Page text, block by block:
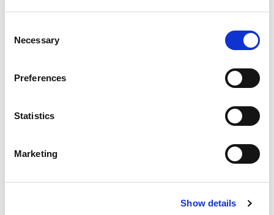
Selection
Necessary
Preferences
Statistics
Marketing
Show details
EN NETTO OP MIJN LOONSTROOK?
WANNEER KRIJG IK MIJN SALARIS?
JIJ VRAAGT. WIJ
Meer vragen? Klik hier om terug te gaan